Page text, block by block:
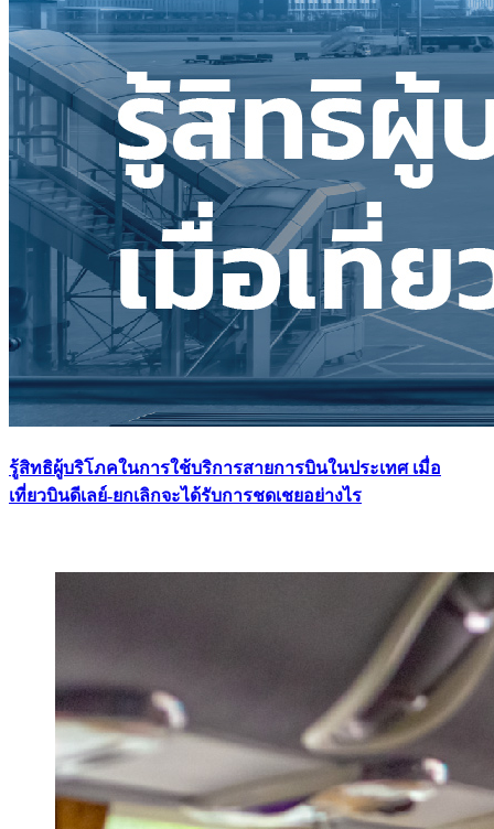
รู้สิทธิผู้บริโภคในการใช้บริการสายการบินในประเทศ เมื่อ
เที่ยวบินดีเลย์-ยกเลิกจะได้รับการชดเชยอย่างไร